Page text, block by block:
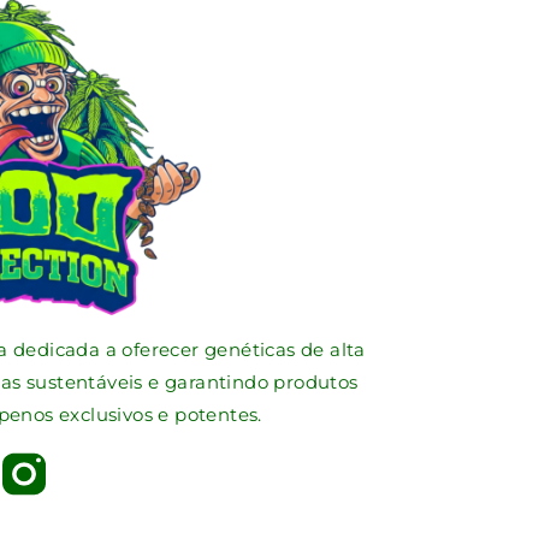
dedicada a oferecer genéticas de alta
sustentáveis e garantindo produtos
exclusivos e potentes.